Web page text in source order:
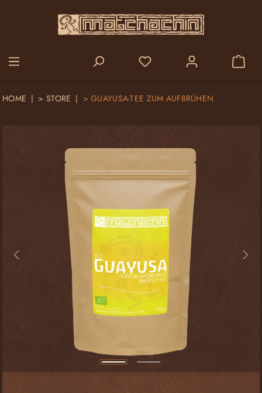
HOME > STORE >GUAYUSA-TEE ZUM AUFBRÜHEN
Bildergalerie überspringen